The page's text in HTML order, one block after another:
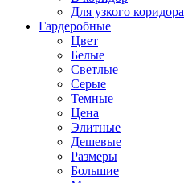
Для узкого коридора
Гардеробные
Цвет
Белые
Светлые
Серые
Темные
Цена
Элитные
Дешевые
Размеры
Большие